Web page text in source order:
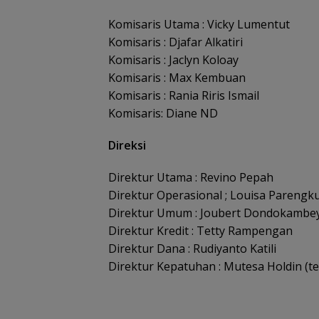
Komisaris Utama : Vicky Lumentut
Komisaris : Djafar Alkatiri
Komisaris : Jaclyn Koloay
Komisaris : Max Kembuan
Komisaris : Rania Riris Ismail
Komisaris: Diane ND
Direksi
Direktur Utama : Revino Pepah
Direktur Operasional ; Louisa
Direktur Umum : Joubert
Direktur Kredit : Tetty Rampengan
Direktur Dana : Rudiyanto Katili
Direktur Kepatuhan : Mutesa Holdin